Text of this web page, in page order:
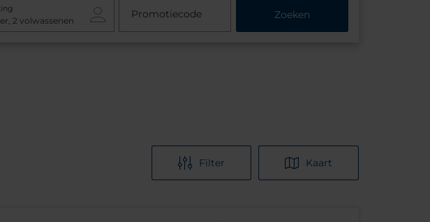
Promotiecode Zoeken
Filter Kaart